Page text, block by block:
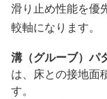
滑り止め性能を優
較軸になります。
溝（グルーブ）パ
は、床との接地面
す。